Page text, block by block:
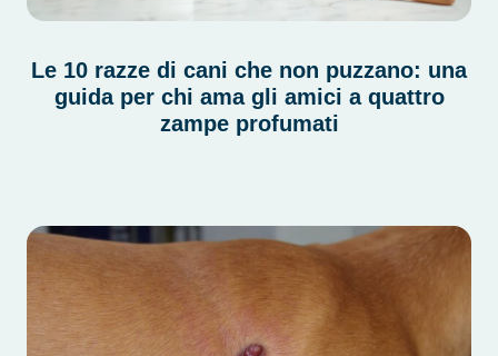
Le 10 razze di cani che non puzzano: una
guida per chi ama gli amici a quattro
zampe profumati